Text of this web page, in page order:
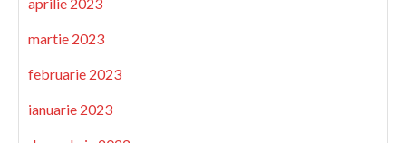
martie 2023
februarie 2023
ianuarie 2023